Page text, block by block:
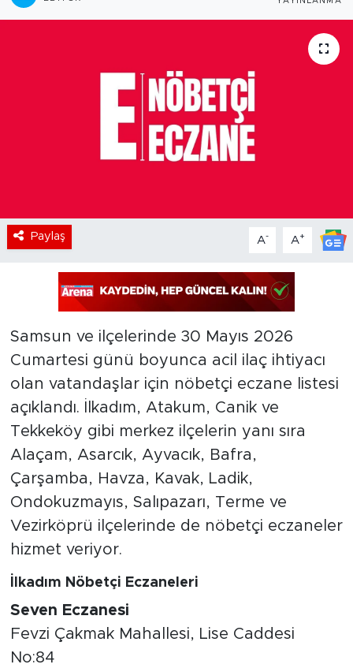
Paylaş A- A+
Samsun ve ilçelerinde 30 Mayıs 2026
Cumartesi günü boyunca acil ilaç ihtiyacı
olan vatandaşlar için nöbetçi eczane listesi
açıklandı. İlkadım, Atakum, Canik ve
Tekkeköy gibi merkez ilçelerin yanı sıra
Alaçam, Asarcık, Ayvacık, Bafra,
Çarşamba, Havza, Kavak, Ladik,
Ondokuzmayıs, Salıpazarı, Terme ve
Vezirköprü ilçelerinde de nöbetçi eczaneler
hizmet veriyor.
İlkadım Nöbetçi Eczaneleri
Seven Eczanesi
Fevzi Çakmak Mahallesi, Lise Caddesi
No:84